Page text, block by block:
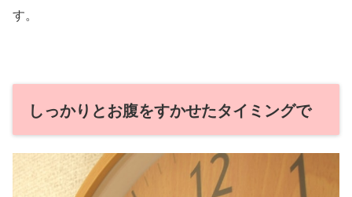
す。
しっかりとお腹をすかせたタイミングで